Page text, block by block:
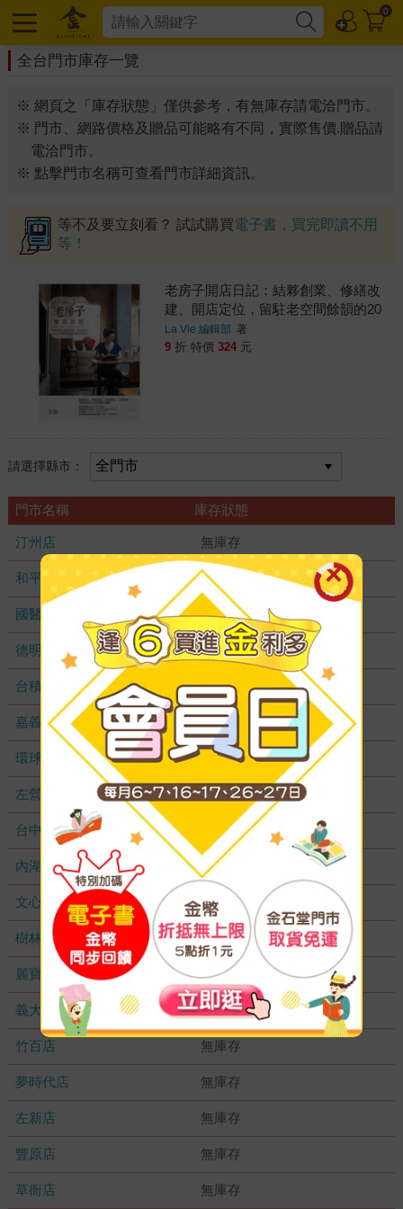
0
全台門市庫存一覽
※ 網頁之「庫存狀態」僅供參考，有無庫存請電洽門市。
※ 門市、網路價格及贈品可能略有不同，實際售價.贈品請
電洽門市。
※ 點擊門市名稱可查看門市詳細資訊。
等不及要立刻看？ 試試購買電子書，買完即讀不用
等！
老房子開店日記：結夥創業、修繕改
建、開店定位，留駐老空間餘韻的20
個創業故事
La Vie 編輯部 著
9 折 特價 324 元
請選擇縣市：
門市名稱 庫存狀態
汀州店 無庫存
和平店 無庫存
國醫加盟店 無庫存
德明加盟店 無庫存
台積店 無庫存
嘉義耐斯店 無庫存
環球店 無庫存
左營店 無庫存
台中秀泰店 無庫存
內湖大潤發 無庫存
文心店 無庫存
樹林店 無庫存
麗寶店 無庫存
義大店 無庫存
竹百店 無庫存
夢時代店 無庫存
左新店 無庫存
豐原店 無庫存
草衙店 無庫存